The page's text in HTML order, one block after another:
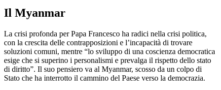
Il Myanmar
La crisi profonda per Papa Francesco ha radici nella crisi politica,
con la crescita delle contrapposizioni e l’incapacità di trovare
soluzioni comuni, mentre “lo sviluppo di una coscienza democratica
esige che si superino i personalismi e prevalga il rispetto dello stato
di diritto”. Il suo pensiero va al Myanmar, scosso da un colpo di
Stato che ha interrotto il cammino del Paese verso la democrazia.